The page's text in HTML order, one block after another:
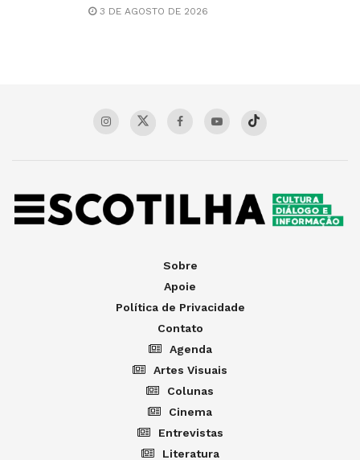
3 DE AGOSTO DE 2026
Sobre
Apoie
Política de Privacidade
Contato
Agenda
Artes Visuais
Colunas
Cinema
Entrevistas
Literatura